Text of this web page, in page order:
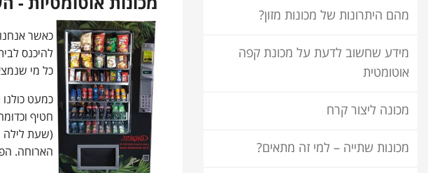
מהם היתרונות של מכונות מזון?
מידע שחשוב לדעת על מכונת קפה
אוטומטית
מכונה ליצור קרח
מכונות שתייה – למי זה מתאים?
מכונות אוטומטיות
כאשר
להיכנס
כל מי
כמעט
חטיף
(שעת לילה
הארוחה.